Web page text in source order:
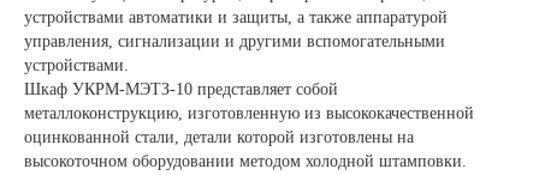
устройствами автоматики и защиты, а также аппаратурой
управления, сигнализации и другими вспомогательными
устройствами.
Шкаф УКРМ-МЭТЗ-10 представляет собой
металлоконструкцию, изготовленную из высококачественной
оцинкованной стали, детали которой изготовлены на
высокоточном оборудовании методом холодной штамповки.